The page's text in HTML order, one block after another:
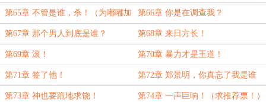
第65章 不管是谁，杀！（为嘟嘟加
更！）
第66章 你是在调查我？
第67章 那个男人到底是谁？ 第68章 来日方长！
第69章 滚！ 第70章 暴力才是王道！
第71章 签了他！ 第72章 郑景明，你真忘了我是谁
吗！
第73章 神也要跪地求饶！ 第74章 一声巨响！（求推荐票！）